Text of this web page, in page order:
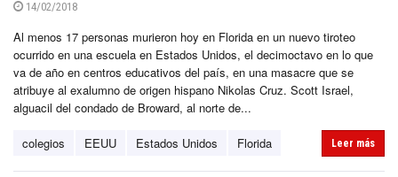
14/02/2018
Al menos 17 personas murieron hoy en Florida en un nuevo tiroteo
ocurrido en una escuela en Estados Unidos, el decimoctavo en lo que
va de año en centros educativos del país, en una masacre que se
atribuye al exalumno de origen hispano Nikolas Cruz. Scott Israel,
alguacil del condado de Broward, al norte de...
colegios EEUU Estados Unidos Florida Leer más